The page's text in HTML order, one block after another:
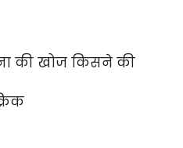
की खोज किसने की